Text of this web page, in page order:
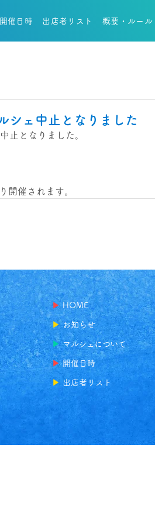
開催日時 出店者リスト 概要・ルール
シェ中止となりました
止となりました。
開催されます。
▶ HOME
▶お知らせ
▶ マルシェについて
▶ 開催日時
▶ 出店者リスト